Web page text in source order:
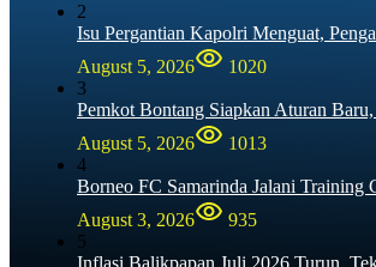
2
Isu Pergantian Kapolri Menguat,
August 5, 2026
1020
3
Pemkot Bontang Siapkan Aturan
August 5, 2026
1013
4
Borneo FC Samarinda Jalani Training
August 3, 2026
935
5
Inflasi Balikpapan Juli 2026 Turun,